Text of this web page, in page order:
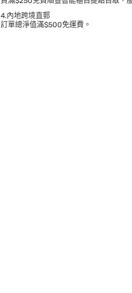
4.內地跨境直郵
訂單總淨值滿$500免運費。